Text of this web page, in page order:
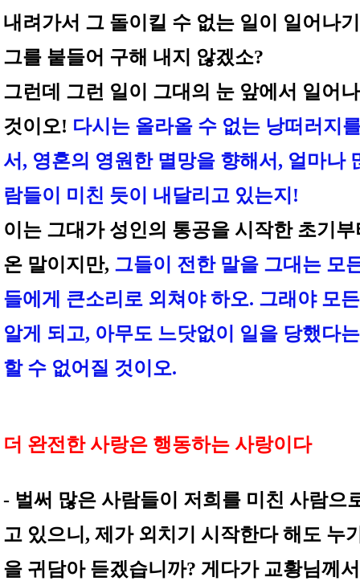
내려가서 그 돌이킬 수 없는 일이 일어나
그를 붙들어 구해 내지 않겠소?
그런데 그런 일이 그대의 눈 앞에서 일어
것이오! 다시는 올라올 수 없는 낭떠러지
서, 영혼의 영원한 멸망을 향해서, 얼마나
람들이 미친 듯이 내달리고 있는지!
이는 그대가 성인의 통공을 시작한 초기
온 말이지만, 그들이 전한 말을 그대는 모
들에게 큰소리로 외쳐야 하오. 그래야 모
알게 되고, 아무도 느닷없이 일을 당했다
할 수 없어질 것이오.
더 완전한 사랑은 행동하는 사랑이다
- 벌써 많은 사람들이 저희를 미친 사람으
고 있으니, 제가 외치기 시작한다 해도 누
을 귀담아 듣겠습니까? 게다가 교황님께